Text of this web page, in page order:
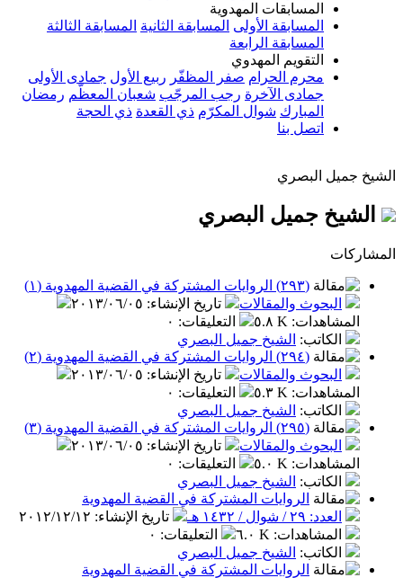
المسابقات المهدوية
المسابقة الأولى المسابقة الثانية المسابقة الثالثة
المسابقة الرابعة
التقويم المهدوي
محرم الحرام صفر المظفّر ربيع الأول جمادى الأولى
جمادى الآخرة رجب المرجّب شعبان المعظّم رمضان
المبارك شوال المكرّم ذي القعدة ذي الحجة
اتصل بنا
الشيخ جميل البصري
الشيخ جميل البصري
المشاركات
(٢٩٣) الروايات المشتركة في القضية المهدوية (١)
البحوث والمقالات
تاريخ الإنشاء: ٢٠١٣/٠٦/٠٥
المشاهدات: ٥.٨ K التعليقات: ٠
الكاتب: الشيخ جميل البصري
(٢٩٤) الروايات المشتركة في القضية المهدوية (٢)
البحوث والمقالات
تاريخ الإنشاء: ٢٠١٣/٠٦/٠٥
المشاهدات: ٥.٣ K التعليقات: ٠
الكاتب: الشيخ جميل البصري
(٢٩٥) الروايات المشتركة في القضية المهدوية (٣)
البحوث والمقالات
تاريخ الإنشاء: ٢٠١٣/٠٦/٠٥
المشاهدات: ٥.٠ K التعليقات: ٠
الكاتب: الشيخ جميل البصري
الروايات المشتركة في القضية المهدوية
العدد: ٢٩ / شوال / ١٤٣٢ هـ
تاريخ الإنشاء: ٢٠١٢/١٢/١٢
المشاهدات: ٦.٠ K التعليقات: ٠
الكاتب: الشيخ جميل البصري
الروايات المشتركة في القضية المهدوية